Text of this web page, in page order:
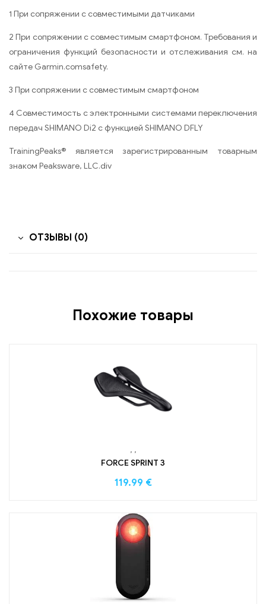
1 При сопряжении с совместимыми датчиками
2 При сопряжении с совместимым смартфоном. Требования и
ограничения функций безопасности и отслеживания см. на
сайте Garmin.comsafety.
3 При сопряжении с совместимым смартфоном
4 Совместимость с электронными системами переключения
передач SHIMANO Di2 с функцией SHIMANO DFLY
TrainingPeaks® является зарегистрированным товарным
знаком Peaksware, LLC.div
ОТЗЫВЫ (0)
Похожие товары
, ,
FORCE SPRINT 3
119.99 €